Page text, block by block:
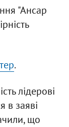
"Ансар
.
лідерові
в заяві
що